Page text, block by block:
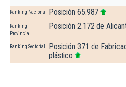
Ranking Nacional Posición 65.987
Ranking
Provincial
Posición 2.172 de
Ranking Sectorial
Posición 371 de
plástico